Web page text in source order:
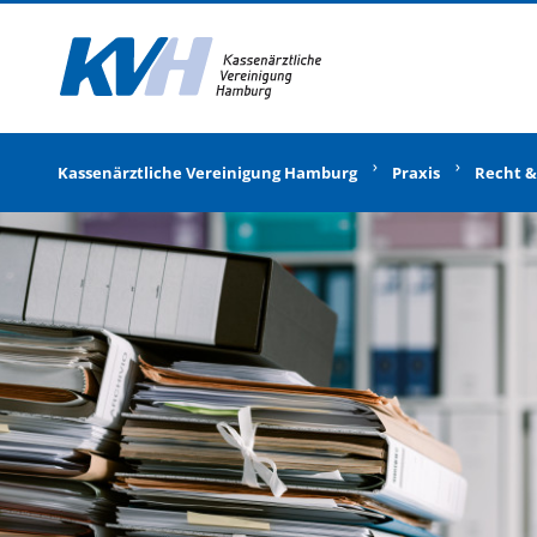
Kassenärztliche Vereinigung Hamburg Praxis Recht